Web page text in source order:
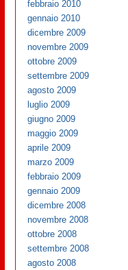
febbraio 2010
gennaio 2010
dicembre 2009
novembre 2009
ottobre 2009
settembre 2009
agosto 2009
luglio 2009
giugno 2009
maggio 2009
aprile 2009
marzo 2009
febbraio 2009
gennaio 2009
dicembre 2008
novembre 2008
ottobre 2008
settembre 2008
agosto 2008